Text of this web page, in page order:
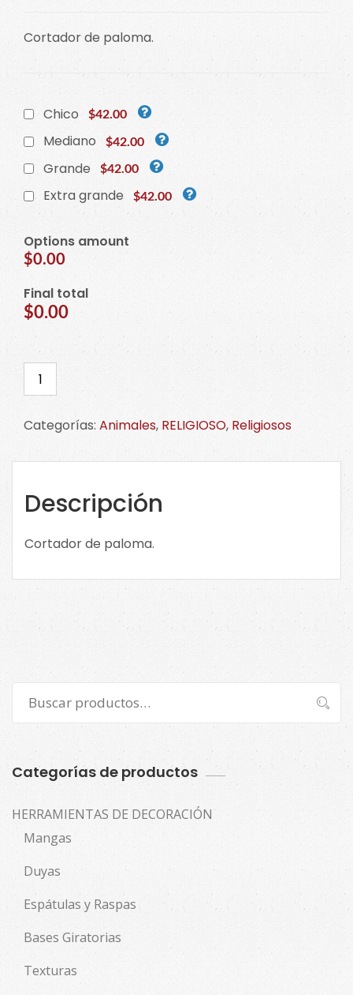
Cortador de paloma.
Chico $42.00
Mediano $42.00
Grande $42.00
Extra grande $42.00
Options amount
$0.00
Final total
$0.00
Cortador
de
Haz
CLICK
la
imagen
para
tamaños.
Categorías: Animales, RELIGIOSO, Religiosos
Descripción
Cortador de paloma.
por:
Buscar
Categorías de productos
HERRAMIENTAS DE DECORACIÓN
Mangas
Duyas
Espátulas y Raspas
Bases Giratorias
Texturas